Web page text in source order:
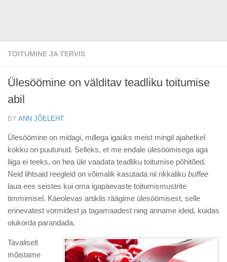
TOITUMINE JA TERVIS
Ülesöömine on välditav teadliku toitumise
abil
BY ANN JÕELEHT
Ülesöömine on midagi, millega igaüks meist mingil ajahetkel
kokku on puutunud. Selleks, et me endale ülesöömisega aga
liiga ei teeks, on hea üle vaadata teadliku toitumise põhitõed.
Neid lihtsaid reegleid on võimalik kasutada nii rikkaliku buffee
laua ees seistes kui oma igapäevaste toitumismustrite
timmimisel. Käeolevas artiklis räägime ülesöömisest, selle
erinevatest vormidest ja tagamaadest ning anname ideid, kuidas
olukorda parandada.
Tavaliselt
mõistame